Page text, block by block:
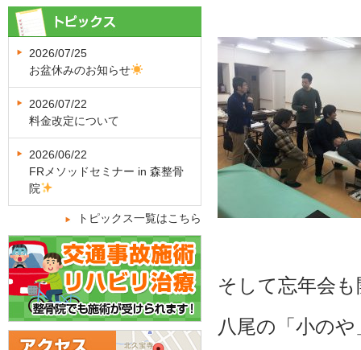
そして忘年会
八尾の「小の
2026/07/25
お盆休みのお知らせ
2026/07/22
料金改定について
2026/06/22
FRメソッドセミナー in 森整骨
院
トピックス一覧はこちら